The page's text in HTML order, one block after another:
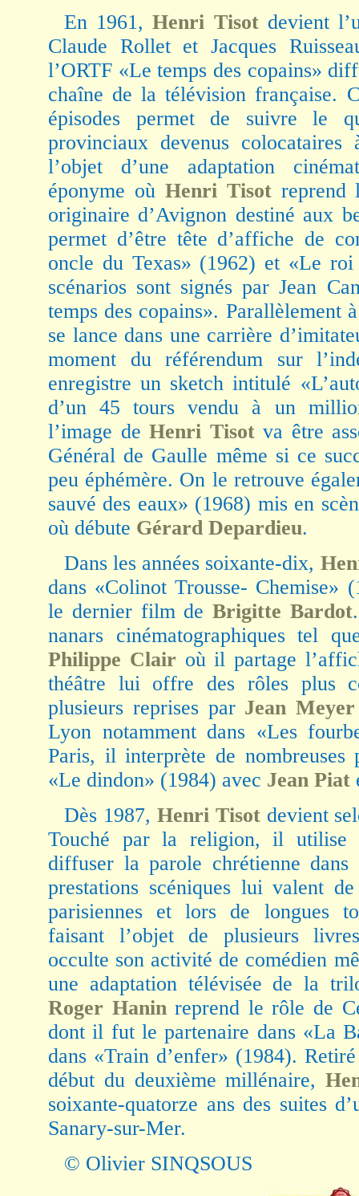
En 1961,Henri Tisotdevient
Claude Rollet et Jacques
l’ORTF «Le temps des copains»
chaîne de la télévision française.
épisodes permet de suivre le
provinciaux devenus
l’objet d’une adaptation
éponyme où Henri Tisotreprend
originaire d’Avignon destiné aux
permet d’être tête d’affiche de
oncle du Texas» (1962) et «Le
scénarios sont signés par Jean
temps des copains». Parallèlement
se lance dans une carrière
moment du référendum sur
enregistre un sketch intitulé
d’un 45 tours vendu à un
l’image de Henri Tisotva être
Général de Gaulle même si ce
peu éphémère. On le retrouve
sauvé des eaux» (1968) mis en
où débute Gérard Depardieu.
Dans les années soixante-dix,
dans «Colinot Trousse- Chemise»
le dernier film deBrigitte Bardot
nanars cinématographiques tel
Philippe Clair où il partage
théâtre lui offre des rôles plus
plusieurs reprises par Jean Meyer
Lyon notamment dans «Les
Paris, il interprète de nombreuses
«Le dindon» (1984) avec Jean Piat
Dès 1987, Henri Tisotdevient
Touché par la religion, il utilise
diffuser la parole chrétienne dans
prestations scéniques lui valent
parisiennes et lors de longues
faisant l’objet de plusieurs
occulte son activité de comédien
une adaptation télévisée de la
Roger Haninreprend le rôle de
dont il fut le partenaire dans «La
dans «Train d’enfer» (1984).
début du deuxième millénaire,
soixante-quatorze ans des suites
Sanary-sur-Mer.
© Olivier SINQSOUS